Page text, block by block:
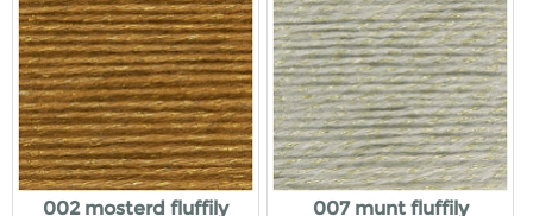
002 mosterd fluffily 007 munt fluffily